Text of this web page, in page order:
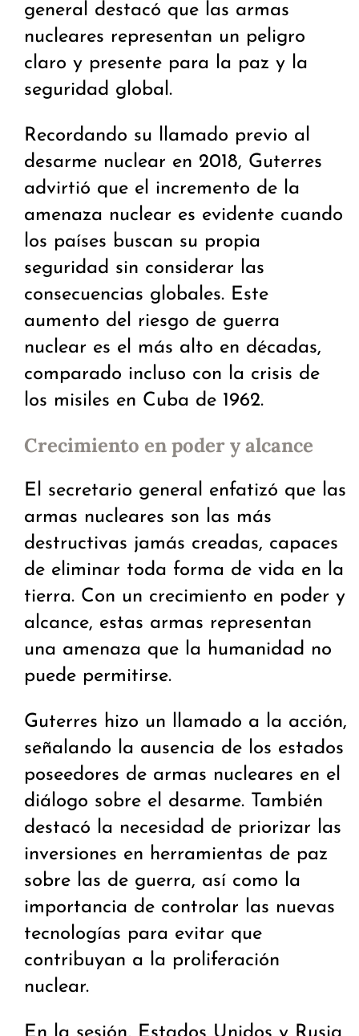
general destacó que las armas
nucleares representan un peligro
claro y presente para la paz y la
seguridad global.
Recordando su llamado previo al
desarme nuclear en 2018, Guterres
advirtió que el incremento de la
amenaza nuclear es evidente cuando
los países buscan su propia
seguridad sin considerar las
consecuencias globales. Este
aumento del riesgo de guerra
nuclear es el más alto en décadas,
comparado incluso con la crisis de
los misiles en Cuba de 1962.
Crecimiento en poder y alcance
El secretario general enfatizó que las
armas nucleares son las más
destructivas jamás creadas, capaces
de eliminar toda forma de vida en la
tierra. Con un crecimiento en poder y
alcance, estas armas representan
una amenaza que la humanidad no
puede permitirse.
Guterres hizo un llamado a la acción,
señalando la ausencia de los estados
poseedores de armas nucleares en el
diálogo sobre el desarme. También
destacó la necesidad de priorizar las
inversiones en herramientas de paz
sobre las de guerra, así como la
importancia de controlar las nuevas
tecnologías para evitar que
contribuyan a la proliferación
nuclear.